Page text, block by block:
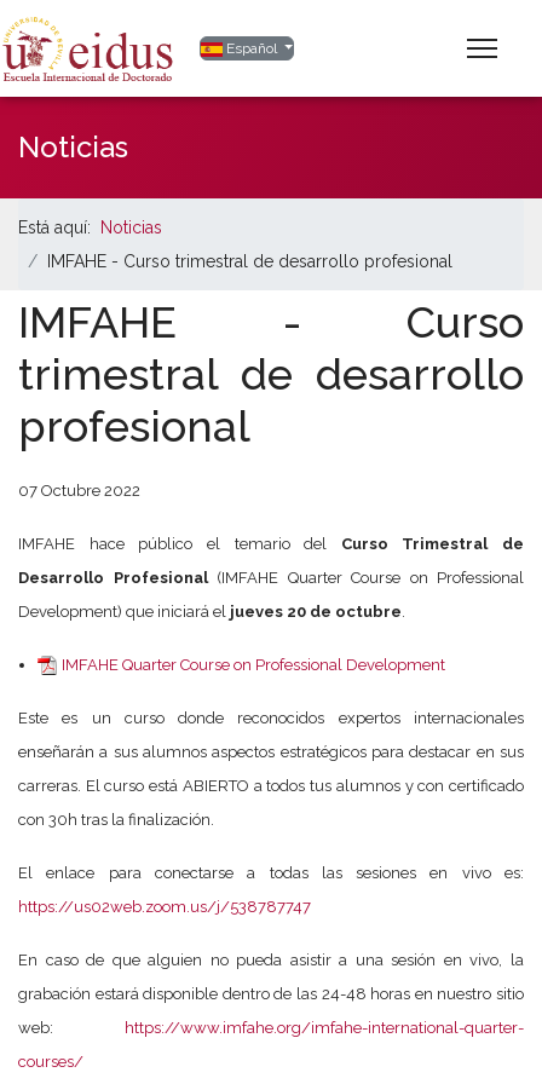
Seleccione su idioma
Español
Noticias
Está aquí:
Noticias
IMFAHE - Curso trimestral de desarrollo profesional
IMFAHE - Curso
trimestral de desarrollo
profesional
07 Octubre 2022
IMFAHE hace público el temario del Curso Trimestral de
Desarrollo Profesional(IMFAHE Quarter Course on Professional
Development) que iniciará el jueves 20 de octubre.
IMFAHE Quarter Course on Professional Development
Este es un curso donde reconocidos expertos internacionales
enseñarán a sus alumnos aspectos estratégicos para destacar en sus
carreras. El curso está ABIERTO a todos tus alumnos y con certificado
con 30h tras la finalización.
El enlace para conectarse a todas las sesiones en vivo es:
https://us02web.zoom.us/j/538787747
En caso de que alguien no pueda asistir a una sesión en vivo, la
grabación estará disponible dentro de las 24-48 horas en nuestro sitio
web:
https://www.imfahe.org/imfahe-international-quarter-
courses/